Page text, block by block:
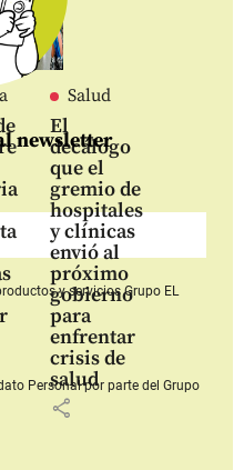
Salud
El
decálogo
que el
gremio de
hospitales
y clínicas
envió al
próximo
gobierno
para
enfrentar
crisis de
salud
share
newsletter
y serviciosGrupo EL
Personalpor parte del Grupo